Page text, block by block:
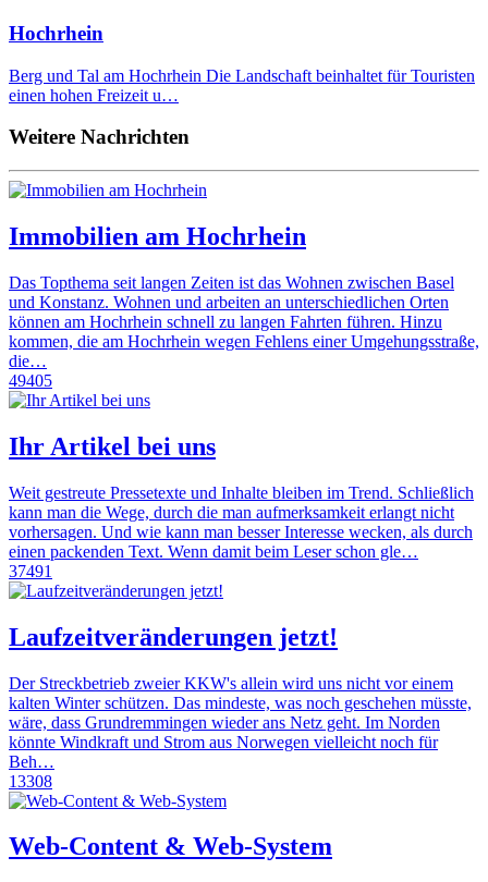
Hochrhein
Berg und Tal am Hochrhein Die Landschaft beinhaltet für Touristen
einen hohen Freizeit u…
Weitere Nachrichten
Immobilien am Hochrhein
Das Topthema seit langen Zeiten ist das Wohnen zwischen Basel
und Konstanz. Wohnen und arbeiten an unterschiedlichen Orten
können am Hochrhein schnell zu langen Fahrten führen. Hinzu
kommen, die am Hochrhein wegen Fehlens einer Umgehungsstraße,
die…
49405
Ihr Artikel bei uns
Weit gestreute Pressetexte und Inhalte bleiben im Trend. Schließlich
kann man die Wege, durch die man aufmerksamkeit erlangt nicht
vorhersagen. Und wie kann man besser Interesse wecken, als durch
einen packenden Text. Wenn damit beim Leser schon gle…
37491
Laufzeitveränderungen jetzt!
Der Streckbetrieb zweier KKW's allein wird uns nicht vor einem
kalten Winter schützen. Das mindeste, was noch geschehen müsste,
wäre, dass Grundremmingen wieder ans Netz geht. Im Norden
könnte Windkraft und Strom aus Norwegen vielleicht noch für
Beh…
13308
Web-Content & Web-System